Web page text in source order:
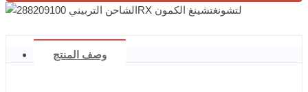
وصف المنتج